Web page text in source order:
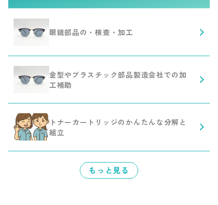
眼鏡部品の・検査・加工
金型やプラスチック部品製造会社での加
工補助
トナーカートリッジのかんたんな分解と
組立
もっと見る